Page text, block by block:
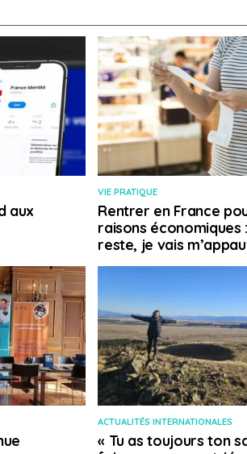
aux
VIE PRATIQUE
Rentrer en France
raisons économiques
reste, je vais
ACTUALITÉS INTERNATIONALES
« Tu as toujours ton